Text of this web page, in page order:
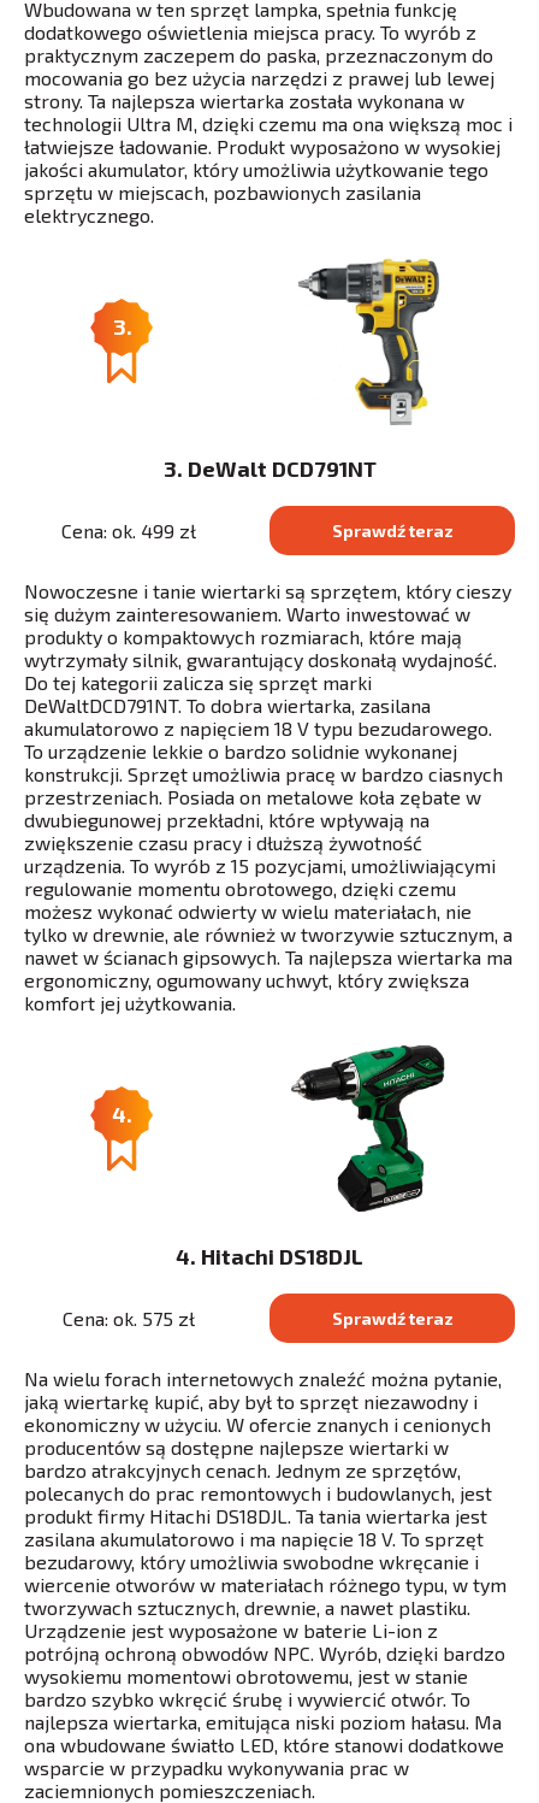
Wbudowana w ten sprzęt lampka, spełnia funkcję
dodatkowego oświetlenia miejsca pracy. To wyrób z
praktycznym zaczepem do paska, przeznaczonym do
mocowania go bez użycia narzędzi z prawej lub lewej
strony. Ta najlepsza wiertarka została wykonana w
technologii Ultra M, dzięki czemu ma ona większą moc i
łatwiejsze ładowanie. Produkt wyposażono w wysokiej
jakości akumulator, który umożliwia użytkowanie tego
sprzętu w miejscach, pozbawionych zasilania
elektrycznego.
3.
3. DeWalt DCD791NT
Cena: ok. 499 zł Sprawdź teraz
Nowoczesne i tanie wiertarki są sprzętem, który cieszy
się dużym zainteresowaniem. Warto inwestować w
produkty o kompaktowych rozmiarach, które mają
wytrzymały silnik, gwarantujący doskonałą wydajność.
Do tej kategorii zalicza się sprzęt marki
DeWaltDCD791NT. To dobra wiertarka, zasilana
akumulatorowo z napięciem 18 V typu bezudarowego.
To urządzenie lekkie o bardzo solidnie wykonanej
konstrukcji. Sprzęt umożliwia pracę w bardzo ciasnych
przestrzeniach. Posiada on metalowe koła zębate w
dwubiegunowej przekładni, które wpływają na
zwiększenie czasu pracy i dłuższą żywotność
urządzenia. To wyrób z 15 pozycjami, umożliwiającymi
regulowanie momentu obrotowego, dzięki czemu
możesz wykonać odwierty w wielu materiałach, nie
tylko w drewnie, ale również w tworzywie sztucznym, a
nawet w ścianach gipsowych. Ta najlepsza wiertarka ma
ergonomiczny, ogumowany uchwyt, który zwiększa
komfort jej użytkowania.
4.
4. Hitachi DS18DJL
Cena: ok. 575 zł Sprawdź teraz
Na wielu forach internetowych znaleźć można pytanie,
jaką wiertarkę kupić, aby był to sprzęt niezawodny i
ekonomiczny w użyciu. W ofercie znanych i cenionych
producentów są dostępne najlepsze wiertarki w
bardzo atrakcyjnych cenach. Jednym ze sprzętów,
polecanych do prac remontowych i budowlanych, jest
produkt firmy Hitachi DS18DJL. Ta tania wiertarka jest
zasilana akumulatorowo i ma napięcie 18 V. To sprzęt
bezudarowy, który umożliwia swobodne wkręcanie i
wiercenie otworów w materiałach różnego typu, w tym
tworzywach sztucznych, drewnie, a nawet plastiku.
Urządzenie jest wyposażone w baterie Li-ion z
potrójną ochroną obwodów NPC. Wyrób, dzięki bardzo
wysokiemu momentowi obrotowemu, jest w stanie
bardzo szybko wkręcić śrubę i wywiercić otwór. To
najlepsza wiertarka, emitująca niski poziom hałasu. Ma
ona wbudowane światło LED, które stanowi dodatkowe
wsparcie w przypadku wykonywania prac w
zaciemnionych pomieszczeniach.